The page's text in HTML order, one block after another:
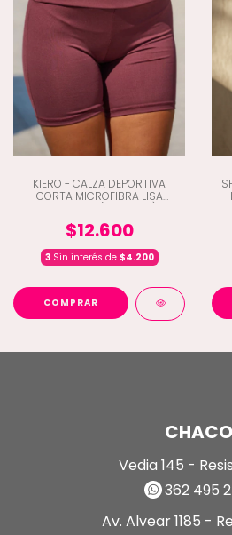
KIERO - CALZA DEPORTIVA
CORTA MICROFIBRA LISA
$12.600
3Sin interés de $4.200
COMPRAR
CHACO
Vedia 145 -
362 495
Av. Alvear 1185 -